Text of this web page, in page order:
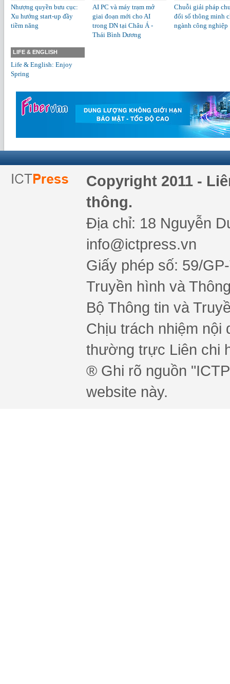
Nhượng quyền bưu cục:
Xu hướng start-up đầy
tiềm năng
AI PC và máy trạm mở
giai đoạn mới cho AI
trong DN tại Châu Á -
Thái Bình Dương
Chuỗi giải pháp
đổi số thông minh
ngành công nghiệp
LIFE & ENGLISH
Life & English: Enjoy
Spring
Copyright 2011 -
thông.
Địa chỉ: 18 Nguyễn
info@ictpress.vn
Giấy phép số: 59/
Truyền hình và
Bộ Thông tin và
Chịu trách nhiệm nội
thường trực Liên chi
® Ghi rõ nguồn
website này.